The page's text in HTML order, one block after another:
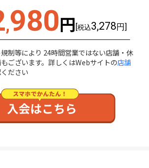
,980円[税込3,278円]
制等により 24時間営業ではない店舗・休
ございます。詳しくはWebサイトの店舗
ださい